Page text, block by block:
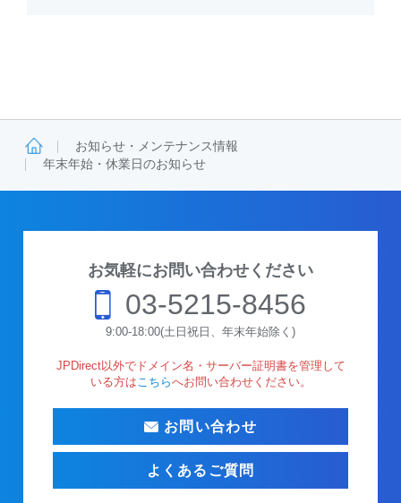
お知らせ・メンテナンス情報
年末年始・休業日のお知らせ
お気軽にお問い合わせください
03-5215-8456
9:00-18:00(土日祝日、年末年始除く)
JPDirect以外でドメイン名・サーバー証明書を管理して
いる方は こちらへお問い合わせください。
お問い合わせ
よくあるご質問